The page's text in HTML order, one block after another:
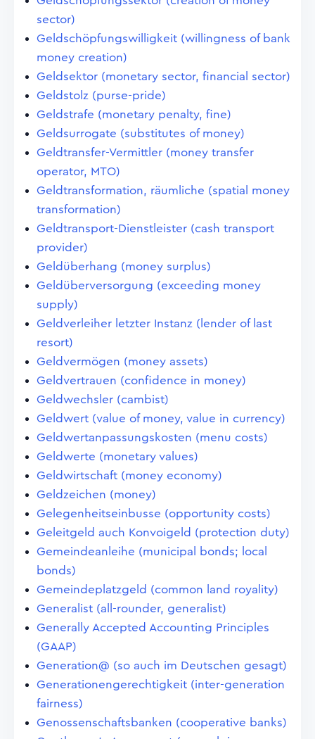
sector)
Geldschöpfungswilligkeit (willingness of bank
money creation)
Geldsektor (monetary sector, financial sector)
Geldstolz (purse-pride)
Geldstrafe (monetary penalty, fine)
Geldsurrogate (substitutes of money)
Geldtransfer-Vermittler (money transfer
operator, MTO)
Geldtransformation, räumliche (spatial money
transformation)
Geldtransport-Dienstleister (cash transport
provider)
Geldüberhang (money surplus)
Geldüberversorgung (exceeding money
supply)
Geldverleiher letzter Instanz (lender of last
resort)
Geldvermögen (money assets)
Geldvertrauen (confidence in money)
Geldwechsler (cambist)
Geldwert (value of money, value in currency)
Geldwertanpassungskosten (menu costs)
Geldwerte (monetary values)
Geldwirtschaft (money economy)
Geldzeichen (money)
Gelegenheitseinbusse (opportunity costs)
Geleitgeld auch Konvoigeld (protection duty)
Gemeindeanleihe (municipal bonds; local
bonds)
Gemeindeplatzgeld (common land royality)
Generalist (all-rounder, generalist)
Generally Accepted Accounting Principles
(GAAP)
Generation@ (so auch im Deutschen gesagt)
Generationengerechtigkeit (inter-generation
fairness)
Genossenschaftsbanken (cooperative banks)